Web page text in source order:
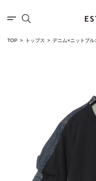
TOP トップス デニム×ニットプル